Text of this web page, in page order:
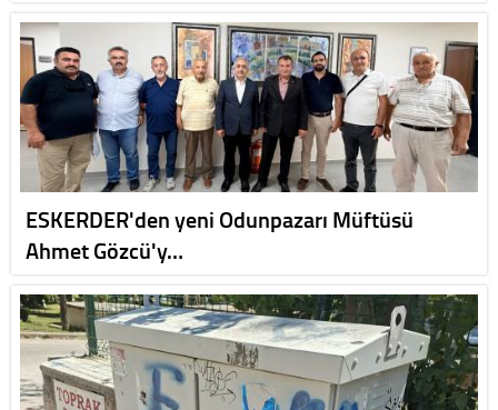
ESKERDER'den yeni Odunpazarı Müftüsü
Ahmet Gözcü'y…